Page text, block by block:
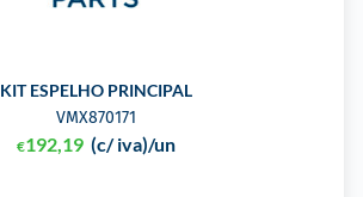
KIT ESPELHO PRINCIPAL
VMX870171
€192,19 (c/ iva)/un